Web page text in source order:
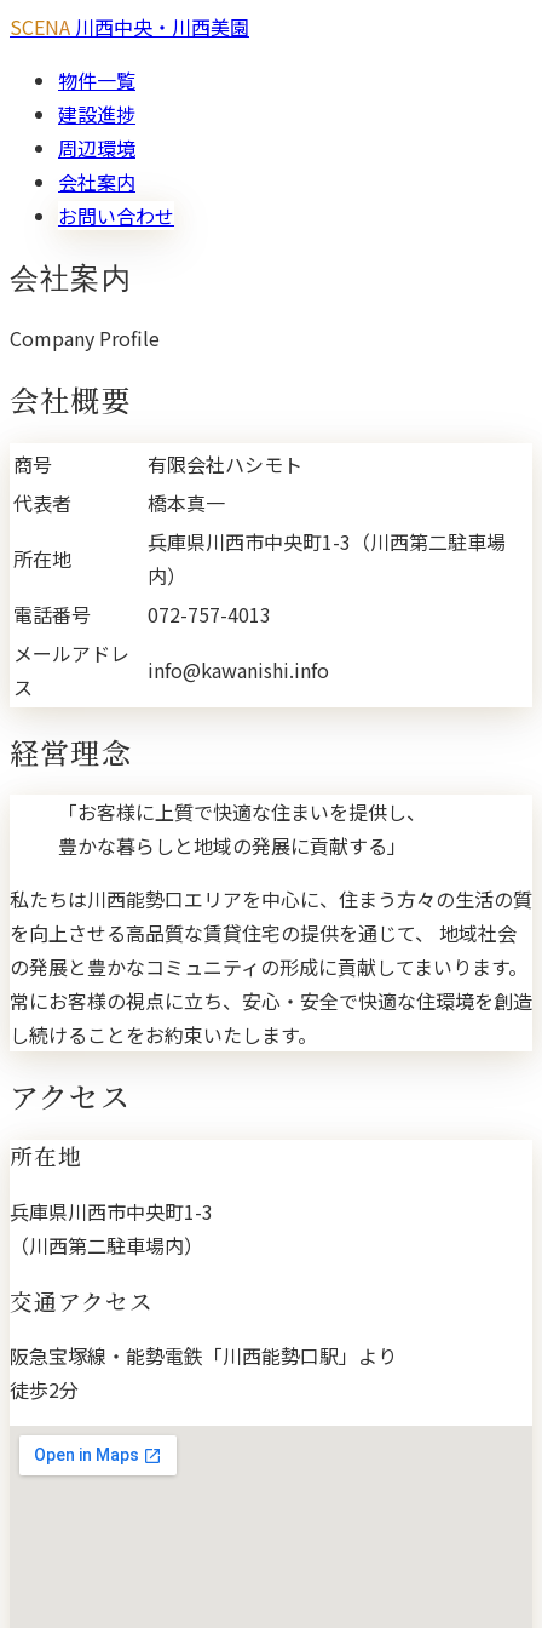
SCENA 川西中央・川西美園
物件一覧
建設進捗
周辺環境
会社案内
お問い合わせ
会社案内
Company Profile
会社概要
商号
有限会社ハシモト
代表者
橋本真一
所在地
兵庫県川西市中央町1-3（川西第二駐車場
内）
電話番号
072-757-4013
メールアドレ
ス
info@kawanishi.info
経営理念
「お客様に上質で快適な住まいを提供し、
豊かな暮らしと地域の発展に貢献する」
私たちは川西能勢口エリアを中心に、住まう方々の生活の質
を向上させる高品質な賃貸住宅の提供を通じて、 地域社会
の発展と豊かなコミュニティの形成に貢献してまいります。
常にお客様の視点に立ち、安心・安全で快適な住環境を創造
し続けることをお約束いたします。
アクセス
所在地
兵庫県川西市中央町1-3
（川西第二駐車場内）
交通アクセス
阪急宝塚線・能勢電鉄「川西能勢口駅」より
徒歩2分